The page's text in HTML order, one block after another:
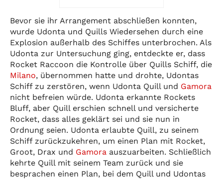
Bevor sie ihr Arrangement abschließen konnten,
wurde Udonta und Quills Wiedersehen durch eine
Explosion außerhalb des Schiffes unterbrochen. Als
Udonta zur Untersuchung ging, entdeckte er, dass
Rocket Raccoon die Kontrolle über Quills Schiff, die
Milano, übernommen hatte und drohte, Udontas
Schiff zu zerstören, wenn Udonta Quill und Gamora
nicht befreien würde. Udonta erkannte Rockets
Bluff, aber Quill erschien schnell und versicherte
Rocket, dass alles geklärt sei und sie nun in
Ordnung seien. Udonta erlaubte Quill, zu seinem
Schiff zurückzukehren, um einen Plan mit Rocket,
Groot, Drax und Gamora auszuarbeiten. Schließlich
kehrte Quill mit seinem Team zurück und sie
besprachen einen Plan, bei dem Quill und Udontas